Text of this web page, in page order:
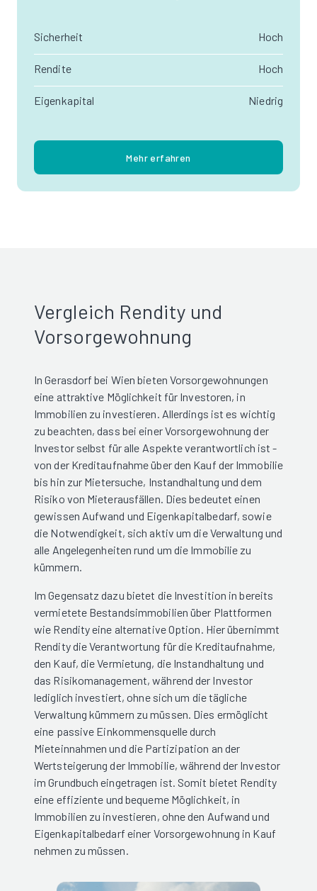
Sicherheit Hoch
Rendite Hoch
Eigenkapital Niedrig
Mehr erfahren
Vergleich Rendity und
Vorsorgewohnung
In Gerasdorf bei Wien bieten Vorsorgewohnungen
eine attraktive Möglichkeit für Investoren, in
Immobilien zu investieren. Allerdings ist es wichtig
zu beachten, dass bei einer Vorsorgewohnung der
Investor selbst für alle Aspekte verantwortlich ist -
von der Kreditaufnahme über den Kauf der Immobilie
bis hin zur Mietersuche, Instandhaltung und dem
Risiko von Mieterausfällen. Dies bedeutet einen
gewissen Aufwand und Eigenkapitalbedarf, sowie
die Notwendigkeit, sich aktiv um die Verwaltung und
alle Angelegenheiten rund um die Immobilie zu
kümmern.
Im Gegensatz dazu bietet die Investition in bereits
vermietete Bestandsimmobilien über Plattformen
wie Rendity eine alternative Option. Hier übernimmt
Rendity die Verantwortung für die Kreditaufnahme,
den Kauf, die Vermietung, die Instandhaltung und
das Risikomanagement, während der Investor
lediglich investiert, ohne sich um die tägliche
Verwaltung kümmern zu müssen. Dies ermöglicht
eine passive Einkommensquelle durch
Mieteinnahmen und die Partizipation an der
Wertsteigerung der Immobilie, während der Investor
im Grundbuch eingetragen ist. Somit bietet Rendity
eine effiziente und bequeme Möglichkeit, in
Immobilien zu investieren, ohne den Aufwand und
Eigenkapitalbedarf einer Vorsorgewohnung in Kauf
nehmen zu müssen.